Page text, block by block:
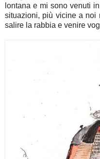
lontana e mi sono venuti
situazioni, più vicine a noi
salire la rabbia e venire